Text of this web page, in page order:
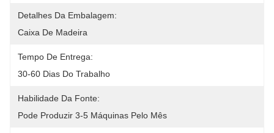
Detalhes Da Embalagem:
Caixa De Madeira
Tempo De Entrega:
30-60 Dias Do Trabalho
Habilidade Da Fonte:
Pode Produzir 3-5 Máquinas Pelo Mês